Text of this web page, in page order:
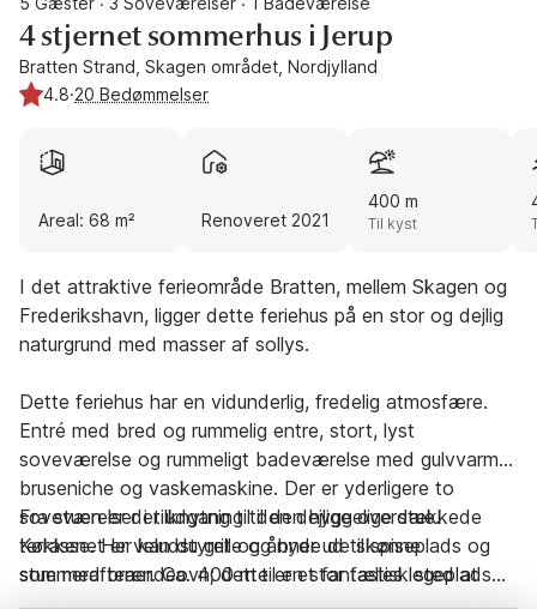
· ·
4 stjernet sommerhus i Jerup
Bratten Strand, Skagen området, Nordjylland
4.8·20 Bedømmelser
Areal: 68 m² Renoveret 2021
400 m
Til kyst
I det attraktive ferieområde Bratten, mellem Skagen og
Frederikshavn, ligger dette feriehus på en stor og dejlig
naturgrund med masser af sollys.
Dette feriehus har en vidunderlig, fredelig atmosfære.
Entré med bred og rummelig entre, stort, lyst
soveværelse og rummeligt badeværelse med gulvvarme,
bruseniche og vaskemaskine. Der er yderligere to
soveværelser i tilknytning til den hyggelige stue.
Køkkenet er veludstyret og åbner ud til spiseplads og
stue med brændeovn; dette er et fantastisk sted at
slappe af og glemme hverdagens stress og jag. Der er
Fra stuen er der udgang til den dejlige overdækkede
terrasse. Her kan du grille og nyde de skønne
sommeraftener. Ca. 400 m til en stor fælles legeplads
med trampoliner i jorden, store gynger og en hyggelig